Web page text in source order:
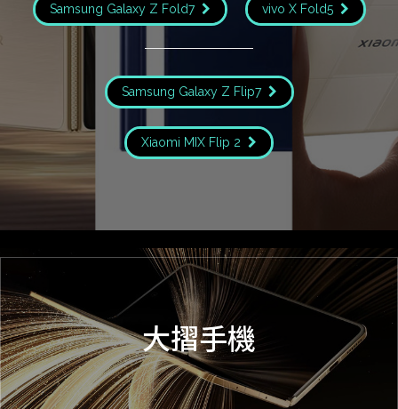
Samsung Galaxy Z Fold7 vivo X Fold5
Samsung Galaxy Z Flip7
Xiaomi MIX Flip 2
大摺手機